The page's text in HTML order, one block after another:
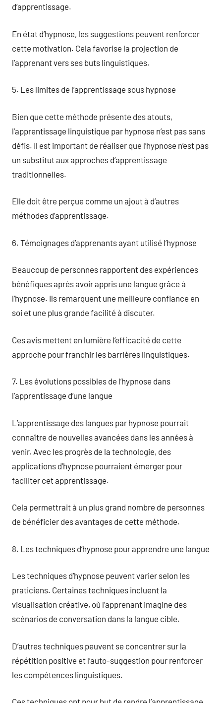
d’apprentissage.
En état d’hypnose, les suggestions peuvent renforcer
cette motivation. Cela favorise la projection de
l’apprenant vers ses buts linguistiques.
5. Les limites de l’apprentissage sous hypnose
Bien que cette méthode présente des atouts,
l’apprentissage linguistique par hypnose n’est pas sans
défis. Il est important de réaliser que l’hypnose n’est pas
un substitut aux approches d’apprentissage
traditionnelles.
Elle doit être perçue comme un ajout à d’autres
méthodes d’apprentissage.
6. Témoignages d’apprenants ayant utilisé l’hypnose
Beaucoup de personnes rapportent des expériences
bénéfiques après avoir appris une langue grâce à
l’hypnose. Ils remarquent une meilleure confiance en
soi et une plus grande facilité à discuter.
Ces avis mettent en lumière l’efficacité de cette
approche pour franchir les barrières linguistiques.
7. Les évolutions possibles de l’hypnose dans
l’apprentissage d’une langue
L’apprentissage des langues par hypnose pourrait
connaître de nouvelles avancées dans les années à
venir. Avec les progrès de la technologie, des
applications d’hypnose pourraient émerger pour
faciliter cet apprentissage.
Cela permettrait à un plus grand nombre de personnes
de bénéficier des avantages de cette méthode.
8. Les techniques d’hypnose pour apprendre une langue
Les techniques d’hypnose peuvent varier selon les
praticiens. Certaines techniques incluent la
visualisation créative, où l’apprenant imagine des
scénarios de conversation dans la langue cible.
D’autres techniques peuvent se concentrer sur la
répétition positive et l’auto-suggestion pour renforcer
les compétences linguistiques.